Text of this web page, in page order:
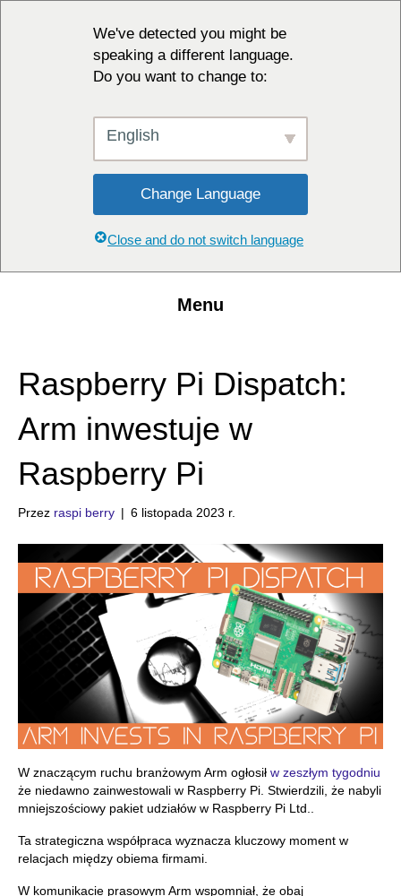
We've detected you might be
speaking a different language.
Do you want to change to:
English
Change Language
Close and do not switch language
Menu
Raspberry Pi Dispatch:
Arm inwestuje w
Raspberry Pi
Przez raspi berry | 6 listopada 2023 r.
W znaczącym ruchu branżowym Arm ogłosił w zeszłym tygodniu
że niedawno zainwestowali w Raspberry Pi. Stwierdzili, że nabyli
mniejszościowy pakiet udziałów w Raspberry Pi Ltd..
Ta strategiczna współpraca wyznacza kluczowy moment w
relacjach między obiema firmami.
W komunikacie prasowym Arm wspomniał, że obaj